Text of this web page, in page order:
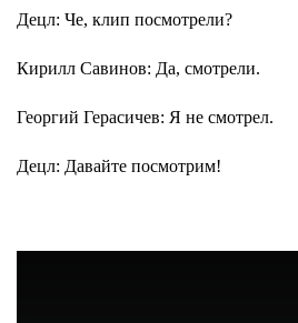
Децл: Че, клип посмотрели?
Кирилл Савинов: Да, смотрели.
Георгий Герасичев: Я не смотрел.
Децл: Давайте посмотрим!